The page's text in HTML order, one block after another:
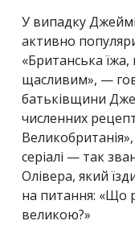
У випадку
активно
«Британська їжа,
щасливим», —
батьківщини
численних
серіалі — так
Олівера, який
на питання: «Що
великою?»